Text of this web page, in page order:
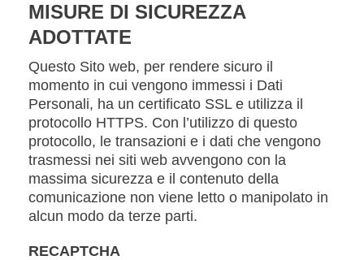
MISURE DI SICUREZZA
ADOTTATE
Questo Sito web, per rendere sicuro il
momento in cui vengono immessi i Dati
Personali, ha un certificato SSL e utilizza il
protocollo HTTPS. Con l’utilizzo di questo
protocollo, le transazioni e i dati che vengono
trasmessi nei siti web avvengono con la
massima sicurezza e il contenuto della
comunicazione non viene letto o manipolato in
alcun modo da terze parti.
RECAPTCHA